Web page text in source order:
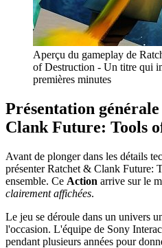
Aperçu du gameplay de
of Destruction - Un titre qui
premières minutes
Présentation
Clank Future: Tools
Avant de plonger dans les détails
présenter Ratchet & Clank Future:
ensemble. Ce Action arrive sur le
clairement affichées.
Le jeu se déroule dans un univers
l'occasion. L'équipe de Sony
pendant plusieurs années pour